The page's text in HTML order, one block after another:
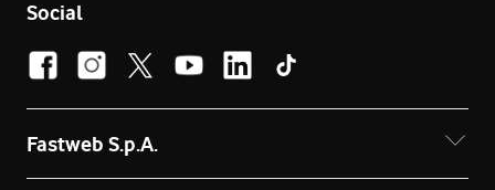
Social
Fastweb S.p.A.